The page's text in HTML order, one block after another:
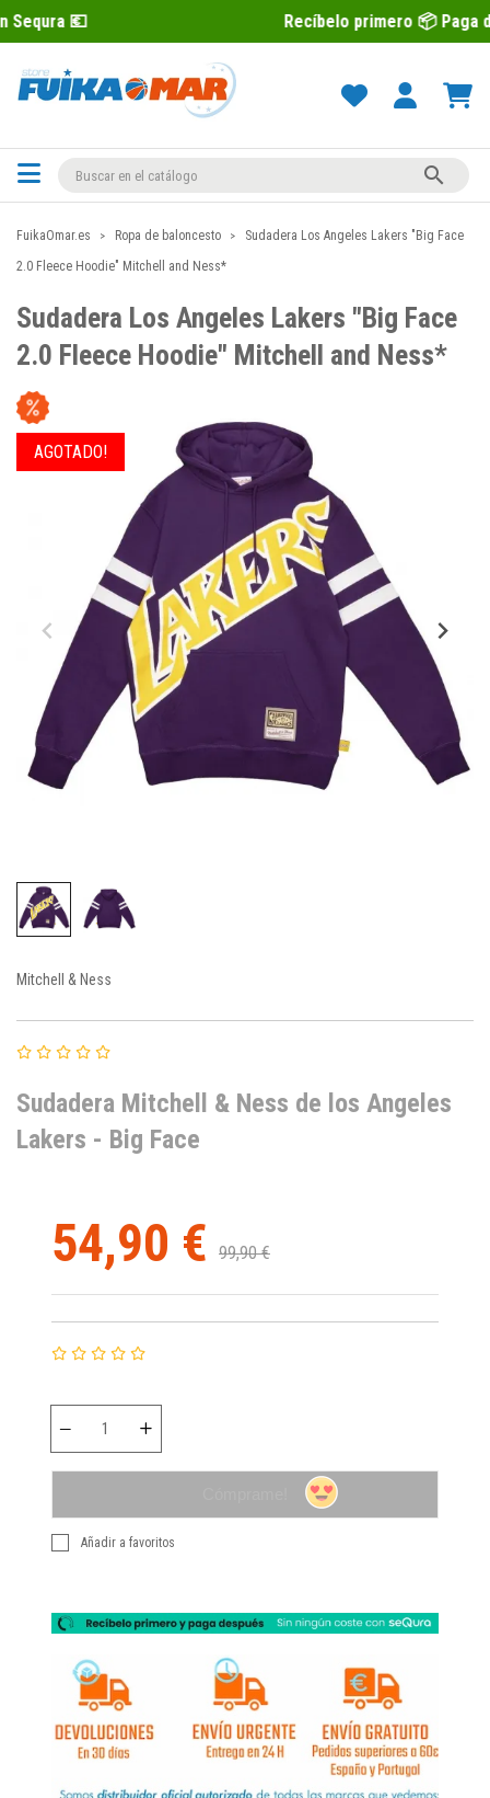
Recíbelo primero 📦 Paga después con

FuikaOmar.es Ropa de baloncesto
Sudadera Los Angeles Lakers "Big Face
2.0 Fleece Hoodie" Mitchell and Ness*
Sudadera Los Angeles Lakers "Big Face
2.0 Fleece Hoodie" Mitchell and Ness*
AGOTADO!
Mitchell & Ness
Sudadera Mitchell & Ness de los Angeles
Lakers - Big Face
54,90 € 99,90 €
Añadir a favoritos